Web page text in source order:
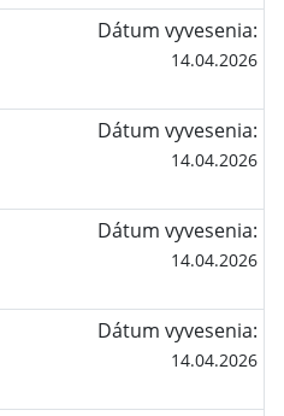
Dátum vyvesenia:
14.04.2026
Dátum vyvesenia:
14.04.2026
Dátum vyvesenia:
14.04.2026
Dátum vyvesenia:
14.04.2026